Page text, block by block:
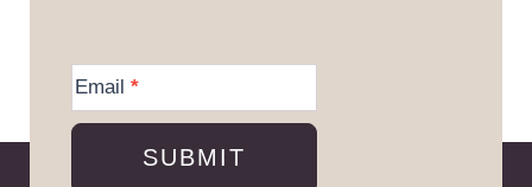
Information
Email *
SUBMIT